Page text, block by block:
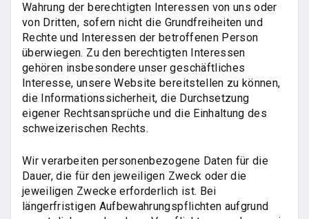
Wahrung der berechtigten Interessen von uns oder
von Dritten, sofern nicht die Grundfreiheiten und
Rechte und Interessen der betroffenen Person
überwiegen. Zu den berechtigten Interessen
gehören insbesondere unser geschäftliches
Interesse, unsere Website bereitstellen zu können,
die Informationssicherheit, die Durchsetzung
eigener Rechtsansprüche und die Einhaltung des
schweizerischen Rechts.
Wir verarbeiten personenbezogene Daten für die
Dauer, die für den jeweiligen Zweck oder die
jeweiligen Zwecke erforderlich ist. Bei
längerfristigen Aufbewahrungspflichten aufgrund